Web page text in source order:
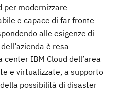
per modernizzare
e capace di far fronte
alle esigenze di
è resa
IBM Cloud dell’area
e virtualizzate, a supporto
possibilità di disaster